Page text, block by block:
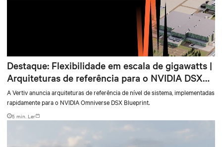
Destaque: Flexibilidade em escala de gigawatts |
Arquiteturas de referência para o NVIDIA DSX
Blueprint
A Vertiv anuncia arquiteturas de referência de nível de sistema, implementadas
rapidamente para o NVIDIA Omniverse DSX Blueprint.
5 min. Ler